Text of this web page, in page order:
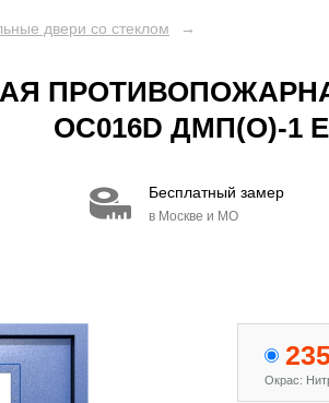
двери [69]
Двупольные
с МДФ и стеклом [15] Двери EI 30
двери со стеклом →
ОС016D ДМП(О)-1
Бесплатный замер
в Москве и МО
Окрас: